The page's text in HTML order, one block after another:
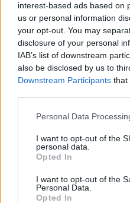
interest-based ads based on
us or personal information
your opt-out. You may
disclosure of your personal
IAB’s list of downstream
also be disclosed by us to
Downstream Participants that
Please note that this
not limited to your visit or
grant or deny consent to
use your data for below
consent section.
Personal Data
I want to opt-out of the
personal data.
Opted In
I want to opt-out of the
Personal Data.
Opted In
F
a
ce
b
o
o
k
T
w
it
te
r
Pi
n
te
re
st
h
s
A
p
p
Prossimo
NOTIZIE RECENTI
Salmo finisce in
va avanti: